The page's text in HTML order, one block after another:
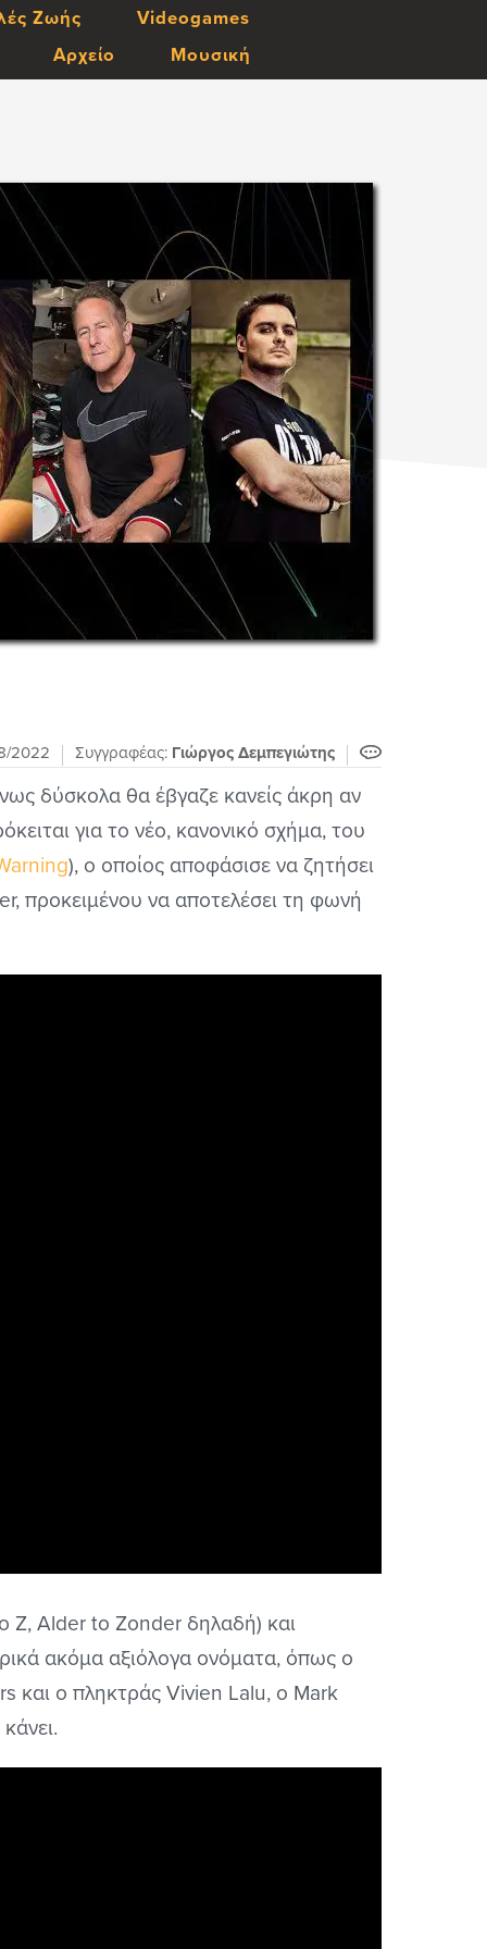
Ζωής
Videogames
Αρχείο Μουσική
2022 Συγγραφέας: Γιώργος Δεμπεγιώτης
δύσκολα θα έβγαζε κανείς άκρη αν
για το νέο, κανονικό σχήμα, του
), ο οποίος αποφάσισε να ζητήσει
προκειμένου να αποτελέσει τη φωνή
Z, Alder to Zonder δηλαδή) και
ακόμα αξιόλογα ονόματα, όπως ο
και ο πληκτράς Vivien Lalu, ο Mark